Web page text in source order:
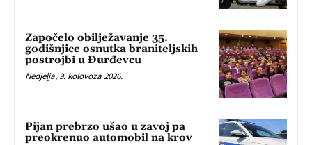
Započelo obilježavanje 35.
godišnjice osnutka braniteljskih
postrojbi u Đurđevcu
Nedjelja, 9. kolovoza 2026.
Pijan prebrzo ušao u zavoj pa
preokrenuo automobil na krov